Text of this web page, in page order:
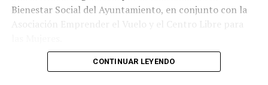
Indicó que existen divisiones infantiles, juveniles y para
adultos, con reglas específicas para cada categoría, por
dentro de esquemas considerados formativos.
Bienestar Social del Ayuntamiento, en conjunto con la
Asociación Emprender el Vuelo y el Centro Libre para
El encuentro reunió a autoridades y representantes de
CONTINUAR LEYENDO